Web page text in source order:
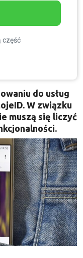
część
do usług
W związku
muszą się liczyć